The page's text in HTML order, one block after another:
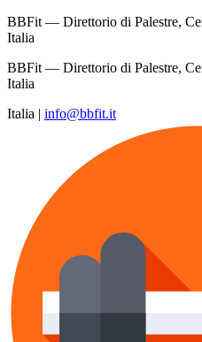
BBFit — Direttorio di Palestre,
Italia
BBFit — Direttorio di Palestre,
Italia
Italia | info@bbfit.it